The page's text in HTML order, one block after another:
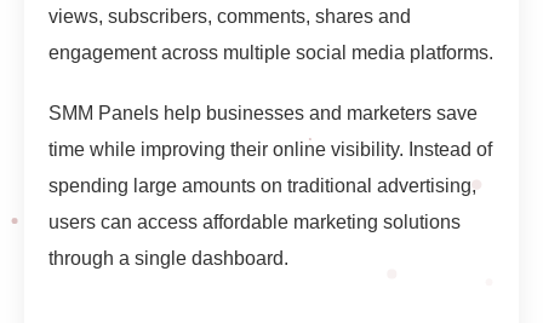
views, subscribers, comments, shares and
engagement across multiple social media platforms.
SMM Panels help businesses and marketers save
time while improving their online visibility. Instead of
spending large amounts on traditional advertising,
users can access affordable marketing solutions
through a single dashboard.